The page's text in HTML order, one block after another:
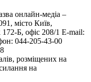
онлайн-медіа –
місто Київ,
Б, офіс 208/1 E-mail:
044-205-43-00
розміщених на
на